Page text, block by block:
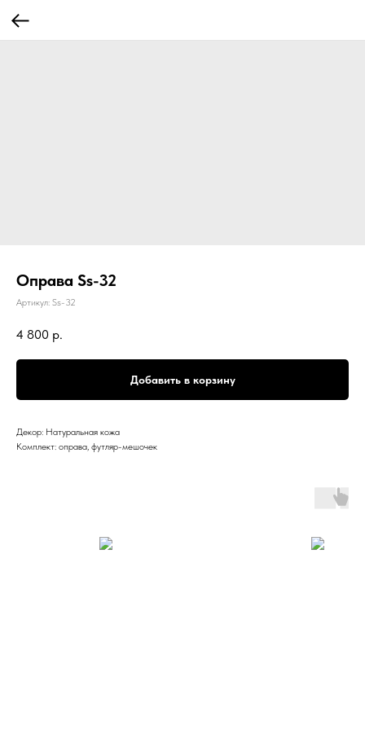
Оправа Ss-32
Артикул: Ss-32
4 800 р.
Добавить в корзину
Декор: Натуральная кожа
Комплект: оправа, футляр-мешочек